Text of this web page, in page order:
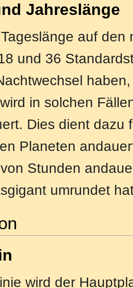
Jahreslänge
auf
und 36
in solchen
Dies dient dazu
Planeten
Stunden
umrundet
wird der